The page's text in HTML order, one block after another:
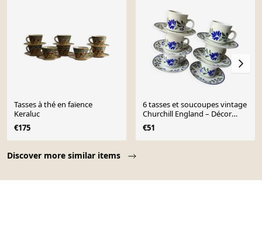
Discover more similar items
Tasses à thé en faïence
Keraluc
€175
6 tasses et soucoupes vintage
Churchill England – Décor
floral
€51